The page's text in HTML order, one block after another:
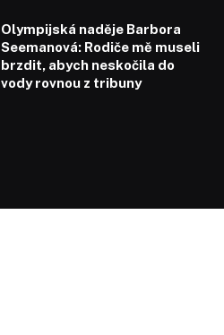
Olympijská naděje Barbora
Seemanová: Rodiče mě museli
brzdit, abych neskočila do
vody rovnou z tribuny